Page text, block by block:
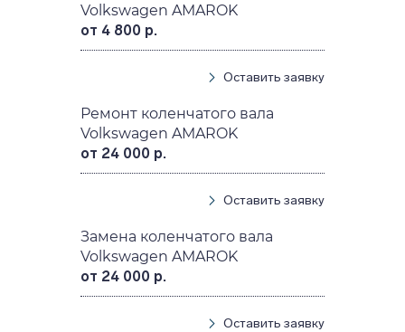
Volkswagen AMAROK
от 4 800 р.
Оставить заявку
Ремонт коленчатого вала
Volkswagen AMAROK
от 24 000 р.
Оставить заявку
Замена коленчатого вала
Volkswagen AMAROK
от 24 000 р.
Оставить заявку